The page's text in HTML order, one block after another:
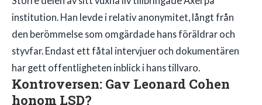
institution. Han levde i relativ anonymitet, långt från
den berömmelse som omgärdade hans föräldrar och
styvfar. Endast ett fåtal intervjuer och dokumentären
har gett offentligheten inblick i hans tillvaro.
Kontroversen: Gav Leonard Cohen
honom LSD?